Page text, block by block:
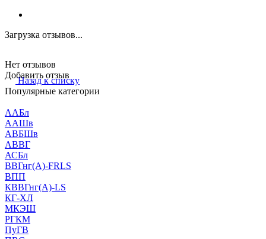
Загрузка отзывов...
Нет отзывов
Добавить отзыв
Назад к списку
Популярные категории
ААБл
ААШв
АВБШв
АВВГ
АСБл
ВВГнг(А)-FRLS
ВПП
КВВГнг(А)-LS
КГ-ХЛ
МКЭШ
РГКМ
ПуГВ